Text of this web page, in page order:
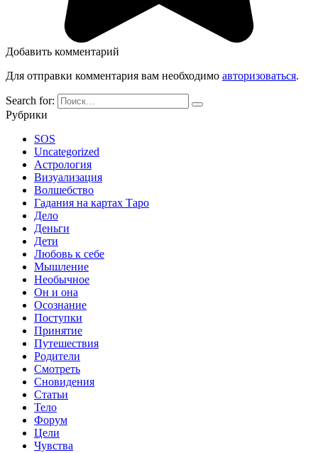
Добавить комментарий
Для отправки комментария вам необходимо авторизоваться.
Search for:
Рубрики
SOS
Uncategorized
Астрология
Визуализация
Волшебство
Гадания на картах Таро
Дело
Деньги
Дети
Любовь к себе
Мышление
Необычное
Он и она
Осознание
Поступки
Принятие
Путешествия
Родители
Смотреть
Сновидения
Статьи
Тело
Форум
Цели
Чувства